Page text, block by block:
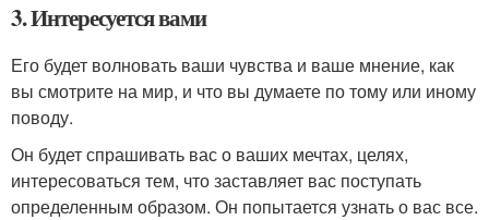
3. Интересуется вами
Его будет волновать ваши чувства и ваше мнение, как
вы смотрите на мир, и что вы думаете по тому или иному
поводу.
Он будет спрашивать вас о ваших мечтах, целях,
интересоваться тем, что заставляет вас поступать
определенным образом. Он попытается узнать о вас все.